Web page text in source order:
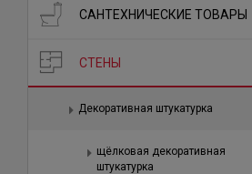
САНТЕХНИЧЕСКИЕ ТОВАРЫ
СТЕНЫ
Декоративная штукатурка
щёлковая декоративная
штукатурка